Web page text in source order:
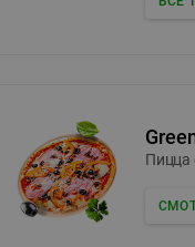
Пицца